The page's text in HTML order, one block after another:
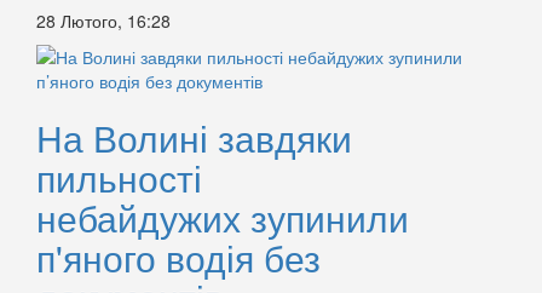
28 Лютого, 16:28
На Волині завдяки
пильності
небайдужих зупинили
п'яного водія без